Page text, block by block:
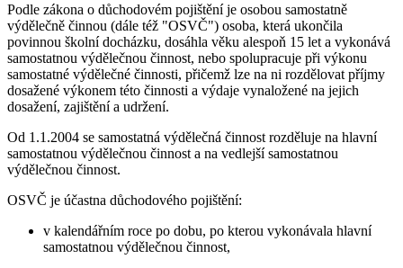
Podle zákona o důchodovém pojištění je osobou samostatně
výdělečně činnou (dále též "OSVČ") osoba, která ukončila
povinnou školní docházku, dosáhla věku alespoň 15 let a vykonává
samostatnou výdělečnou činnost, nebo spolupracuje při výkonu
samostatné výdělečné činnosti, přičemž lze na ni rozdělovat příjmy
dosažené výkonem této činnosti a výdaje vynaložené na jejich
dosažení, zajištění a udržení.
Od 1.1.2004 se samostatná výdělečná činnost rozděluje na hlavní
samostatnou výdělečnou činnost a na vedlejší samostatnou
výdělečnou činnost.
OSVČ je účastna důchodového pojištění:
v kalendářním roce po dobu, po kterou vykonávala hlavní
samostatnou výdělečnou činnost,